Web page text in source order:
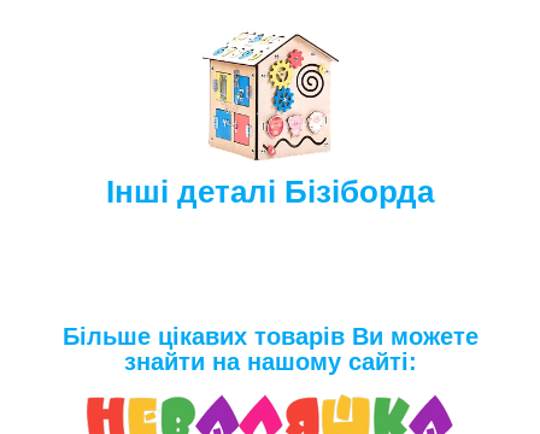
Інші деталі Бізіборда
Більше цікавих товарів Ви можете
знайти на нашому сайті: